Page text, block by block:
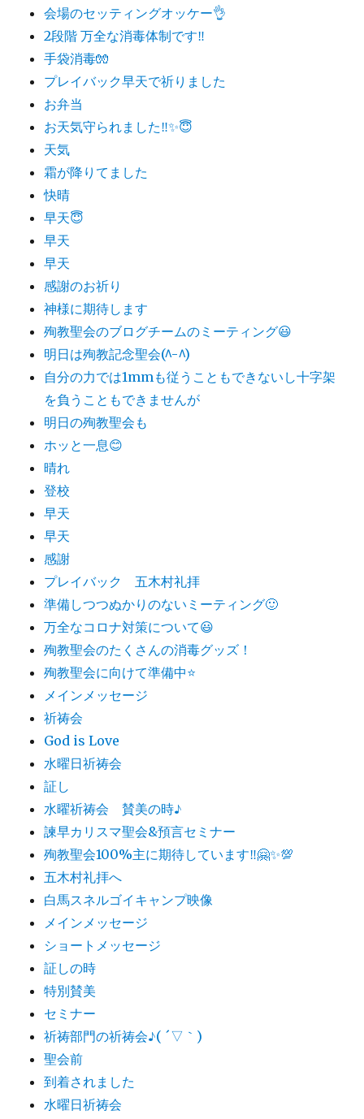
会場のセッティングオッケー👌
2段階 万全な消毒体制です‼️
手袋消毒🧤
プレイバック早天で祈りました
お弁当
お天気守られました‼️✨😇
天気
霜が降りてました
快晴
早天😇
早天
早天
感謝のお祈り
神様に期待します
殉教聖会のブログチームのミーティング😃
明日は殉教記念聖会(^-^)
自分の力では1mmも従うこともできないし十字架
を負うこともできませんが
明日の殉教聖会も
ホッと一息😊
晴れ
登校
早天
早天
感謝
プレイバック 五木村礼拝
準備しつつぬかりのないミーティング🙂
万全なコロナ対策について😃
殉教聖会のたくさんの消毒グッズ！
殉教聖会に向けて準備中⭐️
メインメッセージ
祈祷会
God is Love
水曜日祈祷会
証し
水曜祈祷会 賛美の時♪
諫早カリスマ聖会&預言セミナー
殉教聖会100%主に期待しています‼️🤗✨💯
五木村礼拝へ
白馬スネルゴイキャンプ映像
メインメッセージ
ショートメッセージ
証しの時
特別賛美
セミナー
祈祷部門の祈祷会♪( ´▽｀)
聖会前
到着されました
水曜日祈祷会